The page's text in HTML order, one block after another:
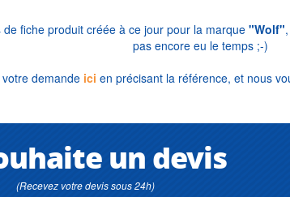
de fiche produit créée à ce jour pour la marque "Wolf"
pas encore eu le temps ;-)
demande ici en précisant la référence, et nous
un devis
(Recevez votre devis sous 24h)